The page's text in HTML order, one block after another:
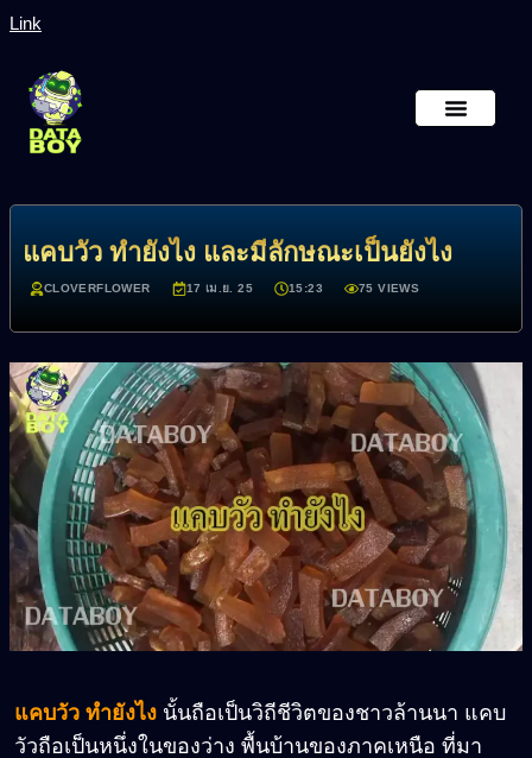
Link
แคบวัว ทำยังไง และมีลักษณะเป็นยังไง
CLOVERFLOWER 17 เม.ย. 25 15:23 75 VIEWS
แคบวัว ทำยังไง นั้นถือเป็นวิถีชีวิตของชาวล้านนา แคบ
วัวถือเป็นหนึ่งในของว่าง พื้นบ้านของภาคเหนือ ที่มา